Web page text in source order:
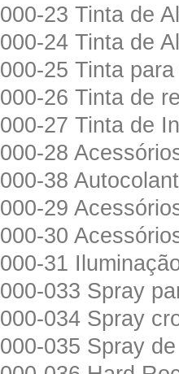
000-23 Tinta de
000-24 Tinta de
000-25 Tinta
000-26 Tinta de
000-27 Tinta de
000-28
000-38
000-29
000-30
000-31
000-033 Spray
000-034 Spray
000-035 Spray